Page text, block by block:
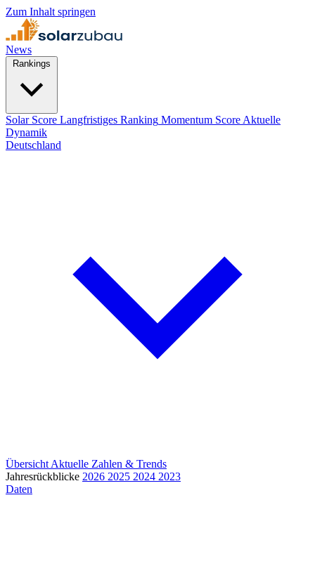
Zum Inhalt springen
News
Solar Score Langfristiges Ranking Momentum Score Aktuelle
Dynamik
Deutschland
Übersicht Aktuelle Zahlen & Trends
Jahresrückblicke 2026 2025 2024 2023
Daten